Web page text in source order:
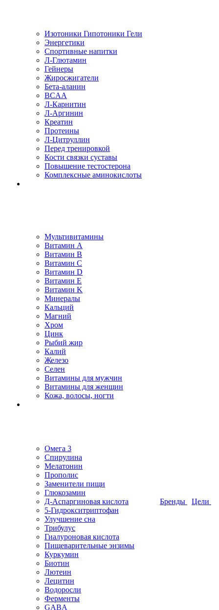
Изотоники Гипотоники Гели
Энергетики
Спортивные напитки
Л-Глютамин
Гейнеры
Жиросжигатели
Бета-аланин
BCAA
Л-Карнитин
Л-Аргинин
Креатин
Протеины
Л-Цитруллин
Перед тренировкой
Кости связки суставы
Повышение тестостерона
Комплексные аминокислоты
Мультивитамины
Витамин A
Витамин B
Витамин C
Витамин D
Витамин E
Витамин K
Минералы
Кальций
Магний
Хром
Цинк
Рыбий жир
Калий
Железо
Селен
Витамины для мужчин
Витамины для женщин
Кожа, волосы, ногти
Омега 3
Спирулина
Мелатонин
Прополис
Заменители пищи
Глюкозамин
Д-Аспаргиновая кислота
5-Гидрокситриптофан
Улучшение сна
Трибулус
Гиалуроновая кислота
Пищеварительные энзимы
Куркумин
Биотин
Лютеин
Лецитин
Водоросли
Ферменты
GABA
Бренды Цели